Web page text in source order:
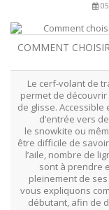
COMMENT
Le cerf-volant de
permet de
de glisse.
d’entrée vers
le snowkite ou
être difficile de
l’aile, nombre de
sont à prendre
pleinement de
vous expliquons
débutant, afin de